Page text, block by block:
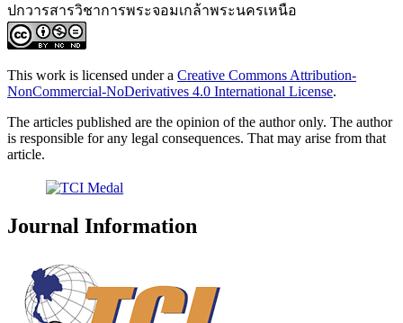
ปกวารสารวิชาการพระจอมเกล้าพระนครเหนือ
This work is licensed under a Creative Commons Attribution-
NonCommercial-NoDerivatives 4.0 International License.
The articles published are the opinion of the author only. The author
is responsible for any legal consequences. That may arise from that
article.
Journal Information